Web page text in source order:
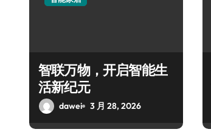
智联万物，开启智能生
活新纪元
dawei 3 月 28, 2026